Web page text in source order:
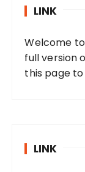
LINK
Welcome
full version
this page
LINK